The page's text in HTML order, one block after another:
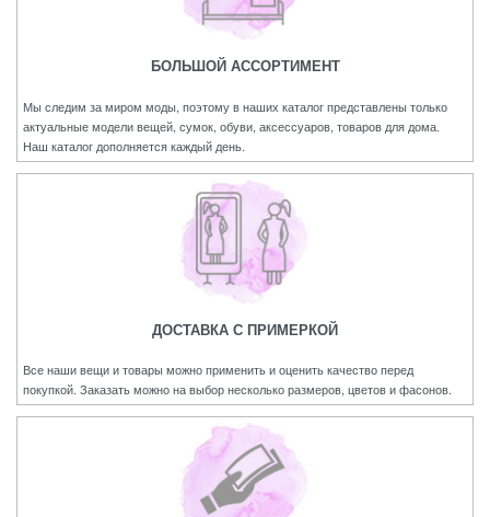
БОЛЬШОЙ АССОРТИМЕНТ
Мы следим за миром моды, поэтому в наших каталог представлены только
актуальные модели вещей, сумок, обуви, аксессуаров, товаров для дома.
Наш каталог дополняется каждый день.
ДОСТАВКА С ПРИМЕРКОЙ
Все наши вещи и товары можно применить и оценить качество перед
покупкой. Заказать можно на выбор несколько размеров, цветов и фасонов.